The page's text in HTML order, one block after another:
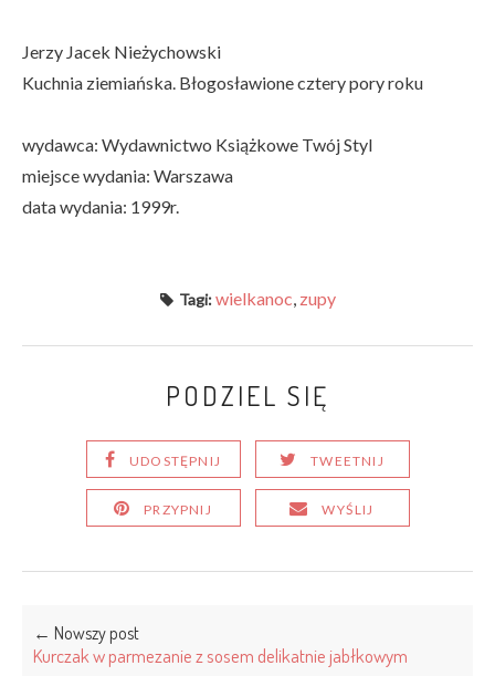
Jerzy Jacek Nieżychowski
Kuchnia ziemiańska. Błogosławione cztery pory roku
wydawca: Wydawnictwo Książkowe Twój Styl
miejsce wydania: Warszawa
data wydania: 1999r.
Tagi: wielkanoc zupy
PODZIEL SIĘ
UDOSTĘPNIJ TWEETNIJ
PRZYPNIJ WYŚLIJ
← Nowszy post
Kurczak w parmezanie z sosem delikatnie jabłkowym